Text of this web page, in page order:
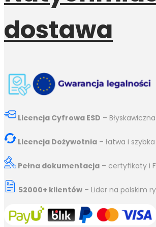
dostawa
Licencja Cyfrowa ESD –
Licencja Dożywotnia – łatwa i
Pełna dokumentacja – certyfikaty i
52000+ klientów – Lider na polskim